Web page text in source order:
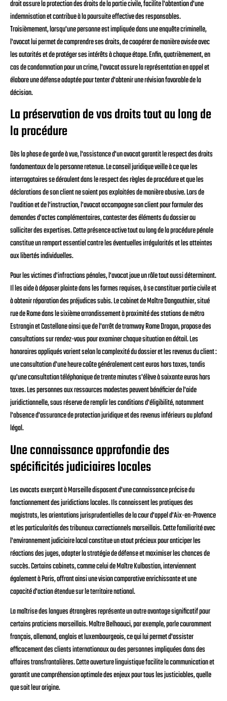
droit assure la protection des droits de la partie civile, facilite l'obtention d'une
indemnisation et contribue à la poursuite effective des responsables.
Troisièmement, lorsqu'une personne est impliquée dans une enquête criminelle,
l'avocat lui permet de comprendre ses droits, de coopérer de manière avisée avec
les autorités et de protéger ses intérêts à chaque étape. Enfin, quatrièmement, en
cas de condamnation pour un crime, l'avocat assure la représentation en appel et
élabore une défense adaptée pour tenter d'obtenir une révision favorable de la
décision.
La préservation de vos droits tout au long de
la procédure
Dès la phase de garde à vue, l'assistance d'un avocat garantit le respect des droits
fondamentaux de la personne retenue. Le conseil juridique veille à ce que les
interrogatoires se déroulent dans le respect des règles de procédure et que les
déclarations de son client ne soient pas exploitées de manière abusive. Lors de
l'audition et de l'instruction, l'avocat accompagne son client pour formuler des
demandes d'actes complémentaires, contester des éléments du dossier ou
solliciter des expertises. Cette présence active tout au long de la procédure pénale
constitue un rempart essentiel contre les éventuelles irrégularités et les atteintes
aux libertés individuelles.
Pour les victimes d'infractions pénales, l'avocat joue un rôle tout aussi déterminant.
Il les aide à déposer plainte dans les formes requises, à se constituer partie civile et
à obtenir réparation des préjudices subis. Le cabinet de Maître Dangauthier, situé
rue de Rome dans le sixième arrondissement à proximité des stations de métro
Estrangin et Castellane ainsi que de l'arrêt de tramway Rome Dragon, propose des
consultations sur rendez-vous pour examiner chaque situation en détail. Les
honoraires appliqués varient selon la complexité du dossier et les revenus du client :
une consultation d'une heure coûte généralement cent euros hors taxes, tandis
qu'une consultation téléphonique de trente minutes s'élève à soixante euros hors
taxes. Les personnes aux ressources modestes peuvent bénéficier de l'aide
juridictionnelle, sous réserve de remplir les conditions d'éligibilité, notamment
l'absence d'assurance de protection juridique et des revenus inférieurs au plafond
légal.
Une connaissance approfondie des
spécificités judiciaires locales
Les avocats exerçant à Marseille disposent d'une connaissance précise du
fonctionnement des juridictions locales. Ils connaissent les pratiques des
magistrats, les orientations jurisprudentielles de la cour d'appel d'Aix-en-Provence
et les particularités des tribunaux correctionnels marseillais. Cette familiarité avec
l'environnement judiciaire local constitue un atout précieux pour anticiper les
réactions des juges, adapter la stratégie de défense et maximiser les chances de
succès. Certains cabinets, comme celui de Maître Kulbastian, interviennent
également à Paris, offrant ainsi une vision comparative enrichissante et une
capacité d'action étendue sur le territoire national.
La maîtrise des langues étrangères représente un autre avantage significatif pour
certains praticiens marseillais. Maître Belhaouci, par exemple, parle couramment
français, allemand, anglais et luxembourgeois, ce qui lui permet d'assister
efficacement des clients internationaux ou des personnes impliquées dans des
affaires transfrontalières. Cette ouverture linguistique facilite la communication et
garantit une compréhension optimale des enjeux pour tous les justiciables, quelle
que soit leur origine.